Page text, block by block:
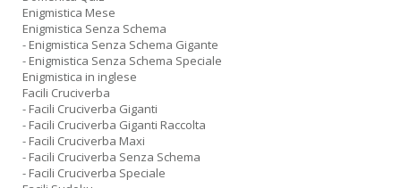
Enigmistica Mese
Enigmistica Senza Schema
- Enigmistica Senza Schema Gigante
- Enigmistica Senza Schema Speciale
Enigmistica in inglese
Facili Cruciverba
- Facili Cruciverba Giganti
- Facili Cruciverba Giganti Raccolta
- Facili Cruciverba Maxi
- Facili Cruciverba Senza Schema
- Facili Cruciverba Speciale